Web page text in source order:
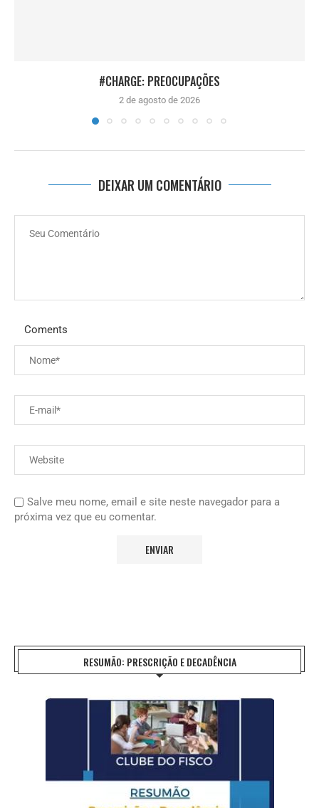
#CHARGE: PREOCUPAÇÕES
2 de agosto de 2026
DEIXAR UM COMENTÁRIO
Coments
Salve meu nome, email e site neste navegador para a
próxima vez que eu comentar.
RESUMÃO: PRESCRIÇÃO E DECADÊNCIA